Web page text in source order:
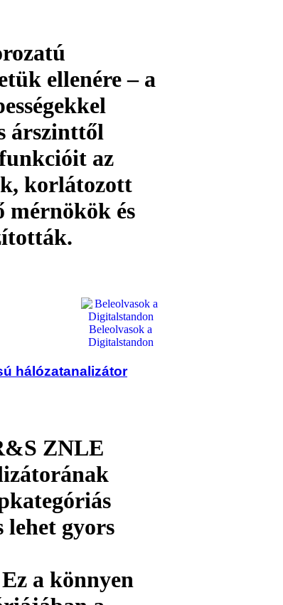
ellenére – a
árszinttől
az
korlátozott
mérnökök és
Beleolvasok a
Digitalstandon
hálózatanalizátor
ZNLE
lehet gyors
a könnyen